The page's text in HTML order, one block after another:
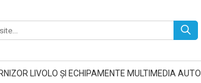
LIVOLO ȘI ECHIPAMENTE MULTIMEDIA AUTO